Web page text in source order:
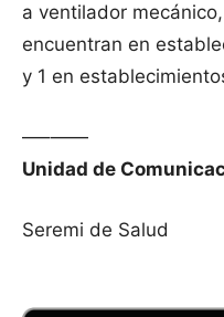
a ventilador
encuentran en
y 1 en
—–——
Unidad de
Seremi de Salud